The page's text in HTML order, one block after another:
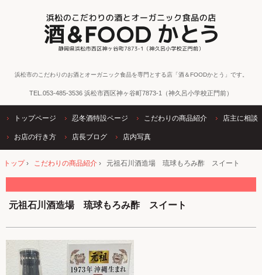
浜松市のこだわりのお酒とオーガニック食品を専門とする店「酒＆FOODかとう」です。
TEL. 053-485-3536 浜松市西区神ヶ谷町7873-1（神久呂小学校正門前）
トップページ 忍冬酒特設ページ こだわりの商品紹介 店主に相談
お店の行き方 店長ブログ 店内写真
トップ› こだわりの商品紹介 › 元祖石川酒造場 琉球もろみ酢 スイート
元祖石川酒造場 琉球もろみ酢 スイート